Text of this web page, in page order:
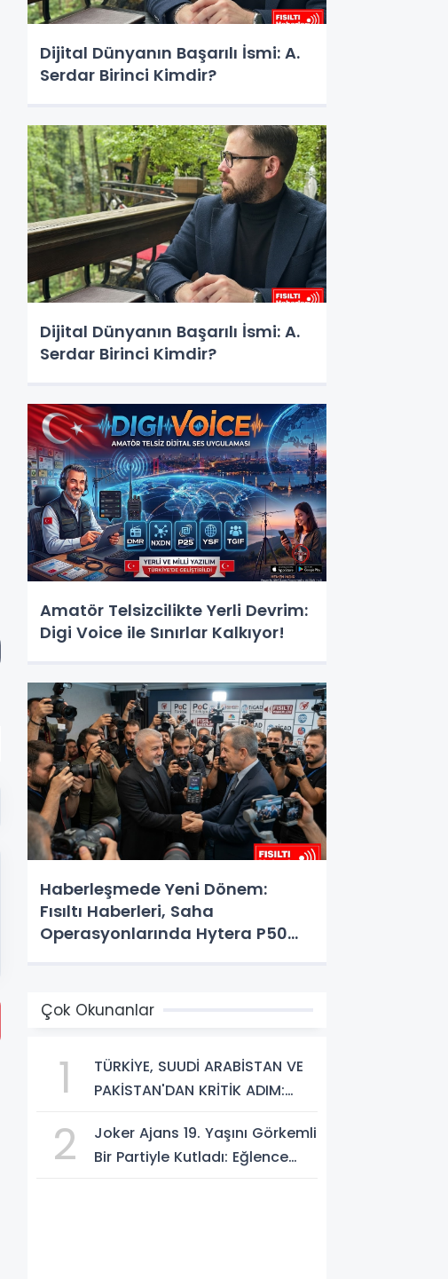
Dijital Dünyanın Başarılı İsmi: A.
Serdar Birinci Kimdir?
Dijital Dünyanın Başarılı İsmi: A.
Serdar Birinci Kimdir?
Amatör Telsizcilikte Yerli Devrim:
Digi Voice ile Sınırlar Kalkıyor!
Haberleşmede Yeni Dönem:
Fısıltı Haberleri, Saha
Operasyonlarında Hytera P50
Çok Okunanlar
1
TÜRKİYE, SUUDİ ARABİSTAN VE
PAKİSTAN'DAN KRİTİK ADIM:
ANLAŞMASI" İMZALANDI!
2
Joker Ajans 19. Yaşını Görkemli
Bir Partiyle Kutladı: Eğlence